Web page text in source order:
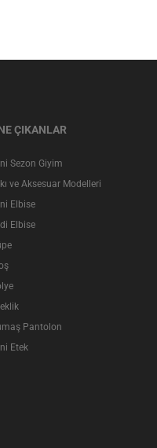
ÇIKANLAR
Sezon Giyim
ve Aksesuar Modelleri
Elbise
Elbise
Pantolon
Etek